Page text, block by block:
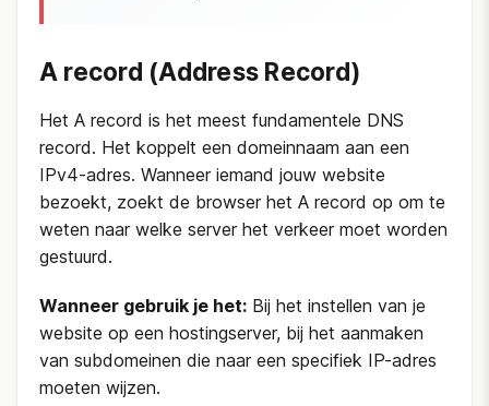
A record (Address Record)
Het A record is het meest fundamentele DNS
record. Het koppelt een domeinnaam aan een
IPv4-adres. Wanneer iemand jouw website
bezoekt, zoekt de browser het A record op om te
weten naar welke server het verkeer moet worden
gestuurd.
Wanneer gebruik je het: Bij het instellen van je
website op een hostingserver, bij het aanmaken
van subdomeinen die naar een specifiek IP-adres
moeten wijzen.